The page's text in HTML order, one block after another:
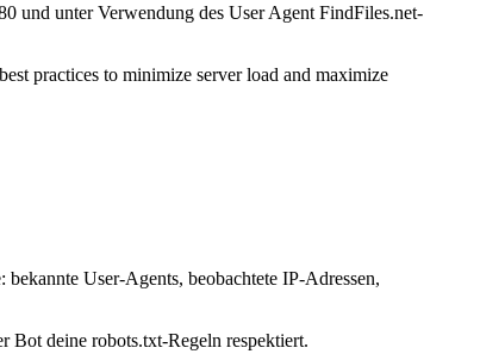
und unter Verwendung des User Agent FindFiles.net-
practices to minimize server load and maximize
User-Agents, beobachtete IP-Adressen,
deine robots.txt-Regeln respektiert.